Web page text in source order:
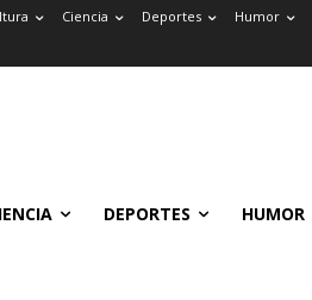
Ciencia Deportes Humor
DEPORTES HUMOR